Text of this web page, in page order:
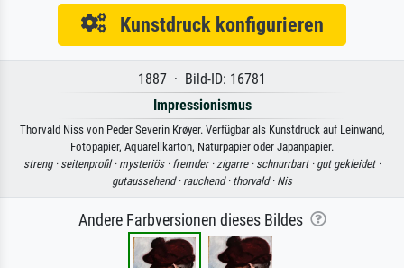
Kunstdruck konfigurieren
1887 · Bild-ID: 16781
Impressionismus
Thorvald Niss von Peder Severin Krøyer. Verfügbar als Kunstdruck auf Leinwand,
Fotopapier, Aquarellkarton, Naturpapier oder Japanpapier.
streng · seitenprofil · mysteriös · fremder ·zigarre · schnurrbart · gut gekleidet ·
gutaussehend · rauchend · thorvald · Nis
Andere Farbversionen dieses Bildes